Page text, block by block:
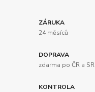
ZÁRUKA
24 měsíců
DOPRAVA
zdarma po ČR a SR
KONTROLA